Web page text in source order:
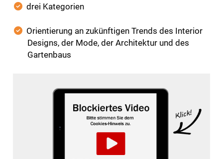
drei Kategorien
Orientierung an zukünftigen Trends des Interior
Designs, der Mode, der Architektur und des
Gartenbaus